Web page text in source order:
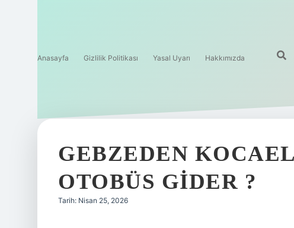
Anasayfa Gizlilik Politikası Yasal Uyarı Hakkımızda
GEBZEDEN
OTOBÜS GIDER ?
Tarih: Nisan 25, 2026